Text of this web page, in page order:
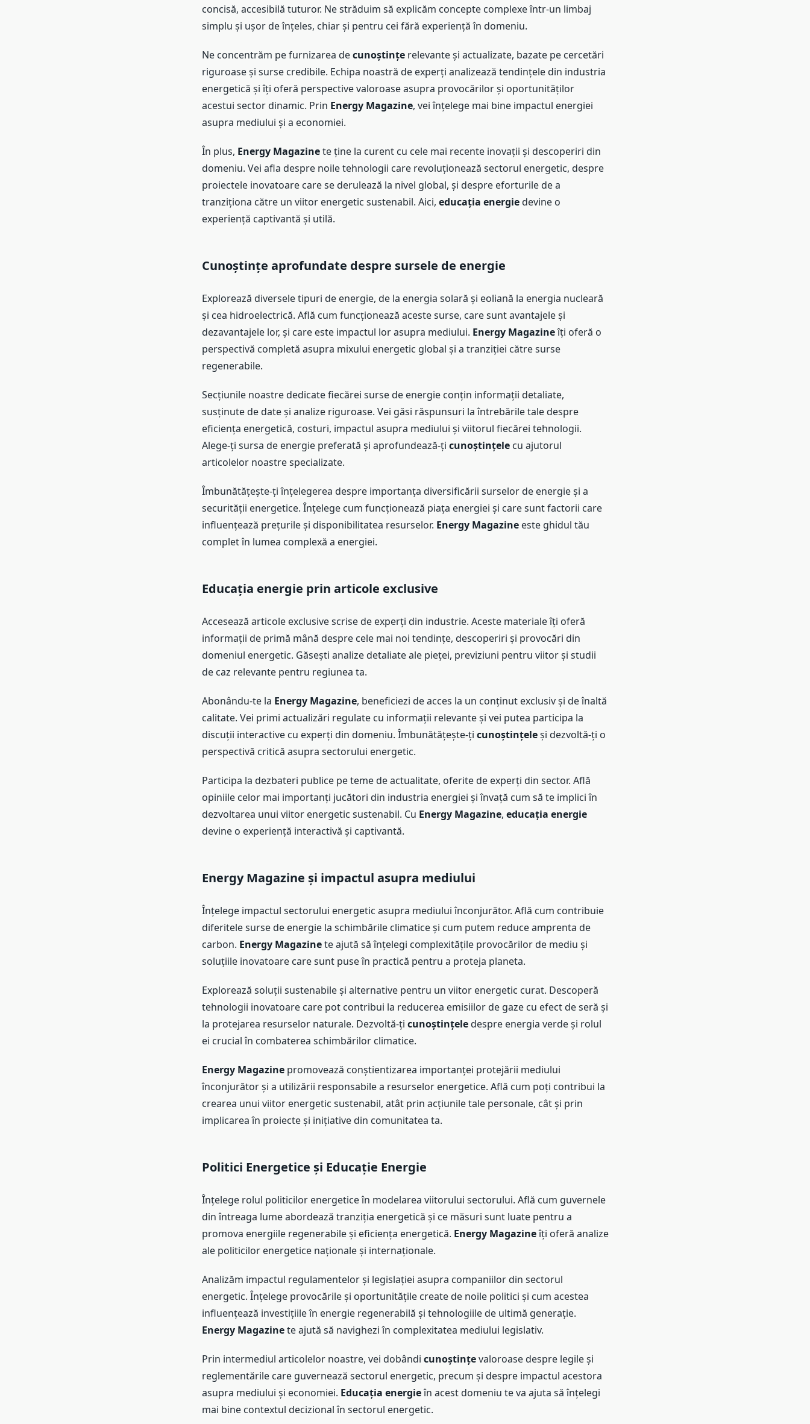
concisă, accesibilă tuturor. Ne străduim să explicăm concepte complexe într-un limbaj
simplu și ușor de înțeles, chiar și pentru cei fără experiență în domeniu.
Ne concentrăm pe furnizarea decunoștințerelevante și actualizate, bazate pe cercetări
riguroase și surse credibile. Echipa noastră de experți analizează tendințele din industria
energetică și îți oferă perspective valoroase asupra provocărilor și oportunităților
acestui sector dinamic. Prin Energy Magazine, vei înțelege mai bine impactul energiei
asupra mediului și a economiei.
În plus, Energy Magazinete ține la curent cu cele mai recente inovații și descoperiri din
domeniu. Vei afla despre noile tehnologii care revoluționează sectorul energetic, despre
proiectele inovatoare care se derulează la nivel global, și despre eforturile de a
tranziționa către un viitor energetic sustenabil. Aici, educația energiedevine o
experiență captivantă și utilă.
Cunoștințe aprofundate despre sursele de energie
Explorează diversele tipuri de energie, de la energia solară și eoliană la energia nucleară
și cea hidroelectrică. Află cum funcționează aceste surse, care sunt avantajele și
dezavantajele lor, și care este impactul lor asupra mediului. Energy Magazineîți oferă o
perspectivă completă asupra mixului energetic global și a tranziției către surse
regenerabile.
Secțiunile noastre dedicate fiecărei surse de energie conțin informații detaliate,
susținute de date și analize riguroase. Vei găsi răspunsuri la întrebările tale despre
eficiența energetică, costuri, impactul asupra mediului și viitorul fiecărei tehnologii.
Alege-ți sursa de energie preferată și aprofundează-ți cunoștințelecu ajutorul
articolelor noastre specializate.
Îmbunătățește-ți înțelegerea despre importanța diversificării surselor de energie și a
securității energetice. Înțelege cum funcționează piața energiei și care sunt factorii care
influențează prețurile și disponibilitatea resurselor. Energy Magazineeste ghidul tău
complet în lumea complexă a energiei.
Educația energie prin articole exclusive
Accesează articole exclusive scrise de experți din industrie. Aceste materiale îți oferă
informații de primă mână despre cele mai noi tendințe, descoperiri și provocări din
domeniul energetic. Găsești analize detaliate ale pieței, previziuni pentru viitor și studii
de caz relevante pentru regiunea ta.
Abonându-te la Energy Magazine, beneficiezi de acces la un conținut exclusiv și de înaltă
calitate. Vei primi actualizări regulate cu informații relevante și vei putea participa la
discuții interactive cu experți din domeniu. Îmbunătățește-ți cunoștințeleși dezvoltă-ți o
perspectivă critică asupra sectorului energetic.
Participa la dezbateri publice pe teme de actualitate, oferite de experți din sector. Află
opiniile celor mai importanți jucători din industria energiei și învață cum să te implici în
dezvoltarea unui viitor energetic sustenabil. Cu Energy Magazine, educația energie
devine o experiență interactivă și captivantă.
Energy Magazine și impactul asupra mediului
Înțelege impactul sectorului energetic asupra mediului înconjurător. Află cum contribuie
diferitele surse de energie la schimbările climatice și cum putem reduce amprenta de
carbon. Energy Magazinete ajută să înțelegi complexitățile provocărilor de mediu și
soluțiile inovatoare care sunt puse în practică pentru a proteja planeta.
Explorează soluții sustenabile și alternative pentru un viitor energetic curat. Descoperă
tehnologii inovatoare care pot contribui la reducerea emisiilor de gaze cu efect de seră și
la protejarea resurselor naturale. Dezvoltă-ți cunoștințeledespre energia verde și rolul
ei crucial în combaterea schimbărilor climatice.
Energy Magazinepromovează conștientizarea importanței protejării mediului
înconjurător și a utilizării responsabile a resurselor energetice. Află cum poți contribui la
crearea unui viitor energetic sustenabil, atât prin acțiunile tale personale, cât și prin
implicarea în proiecte și inițiative din comunitatea ta.
Politici Energetice și Educație Energie
Înțelege rolul politicilor energetice în modelarea viitorului sectorului. Află cum guvernele
din întreaga lume abordează tranziția energetică și ce măsuri sunt luate pentru a
promova energiile regenerabile și eficiența energetică. Energy Magazineîți oferă analize
ale politicilor energetice naționale și internaționale.
Analizăm impactul regulamentelor și legislației asupra companiilor din sectorul
energetic. Înțelege provocările și oportunitățile create de noile politici și cum acestea
influențează investițiile în energie regenerabilă și tehnologiile de ultimă generație.
Energy Magazinete ajută să navighezi în complexitatea mediului legislativ.
Prin intermediul articolelor noastre, vei dobândi cunoștințevaloroase despre legile și
reglementările care guvernează sectorul energetic, precum și despre impactul acestora
asupra mediului și economiei. Educația energieîn acest domeniu te va ajuta să înțelegi
mai bine contextul decizional în sectorul energetic.